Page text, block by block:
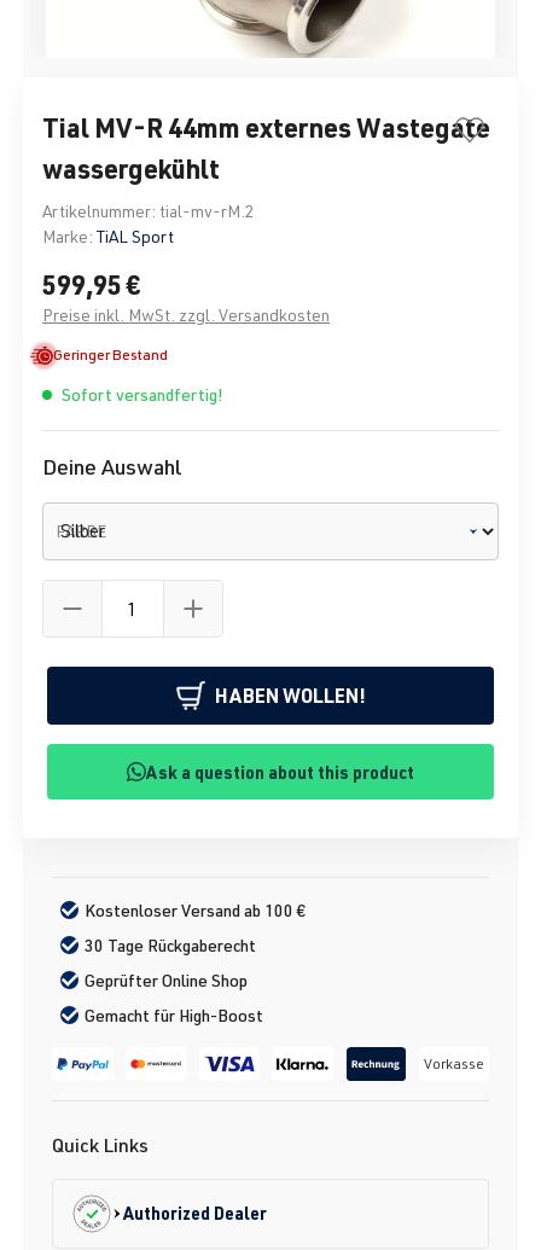
Tial MV-R 44mm externes Wastegate
wassergekühlt
Artikelnummer: tial-mv-rM.2
Marke: TiAL Sport
599,95 €
Preise inkl. MwSt. zzgl. Versandkosten
Geringer Bestand
Sofort versandfertig!
Deine Auswahl
FARBE
HABEN WOLLEN!
Ask a question about this product
Kostenloser Versand ab 100 €
30 Tage Rückgaberecht
Geprüfter Online Shop
Gemacht für High-Boost
Vorkasse
Quick Links
Authorized Dealer